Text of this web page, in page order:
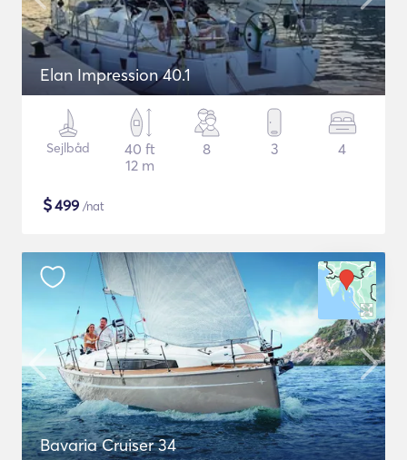
Elan Impression 40.1
Sejlbåd
40 ft
12 m
8 3 4
$499 /nat
Bavaria Cruiser 34